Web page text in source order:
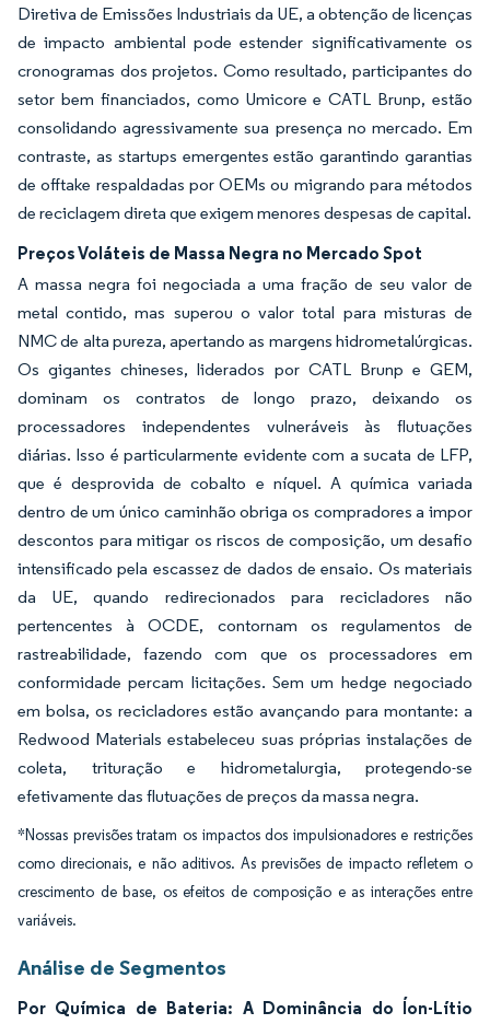
Diretiva de Emissões Industriais da UE, a obtenção de licenças
de impacto ambiental pode estender significativamente os
cronogramas dos projetos. Como resultado, participantes do
setor bem financiados, como Umicore e CATL Brunp, estão
consolidando agressivamente sua presença no mercado. Em
contraste, as startups emergentes estão garantindo garantias
de offtake respaldadas por OEMs ou migrando para métodos
de reciclagem direta que exigem menores despesas de capital.
Preços Voláteis de Massa Negra no Mercado Spot
A massa negra foi negociada a uma fração de seu valor de
metal contido, mas superou o valor total para misturas de
NMC de alta pureza, apertando as margens hidrometalúrgicas.
Os gigantes chineses, liderados por CATL Brunp e GEM,
dominam os contratos de longo prazo, deixando os
processadores independentes vulneráveis às flutuações
diárias. Isso é particularmente evidente com a sucata de LFP,
que é desprovida de cobalto e níquel. A química variada
dentro de um único caminhão obriga os compradores a impor
descontos para mitigar os riscos de composição, um desafio
intensificado pela escassez de dados de ensaio. Os materiais
da UE, quando redirecionados para recicladores não
pertencentes à OCDE, contornam os regulamentos de
rastreabilidade, fazendo com que os processadores em
conformidade percam licitações. Sem um hedge negociado
em bolsa, os recicladores estão avançando para montante: a
Redwood Materials estabeleceu suas próprias instalações de
coleta, trituração e hidrometalurgia, protegendo-se
efetivamente das flutuações de preços da massa negra.
*Nossas previsões tratam os impactos dos impulsionadores e restrições
como direcionais, e não aditivos. As previsões de impacto refletem o
crescimento de base, os efeitos de composição e as interações entre
variáveis.
Análise de Segmentos
Por Química de Bateria: A Dominância do Íon-Lítio